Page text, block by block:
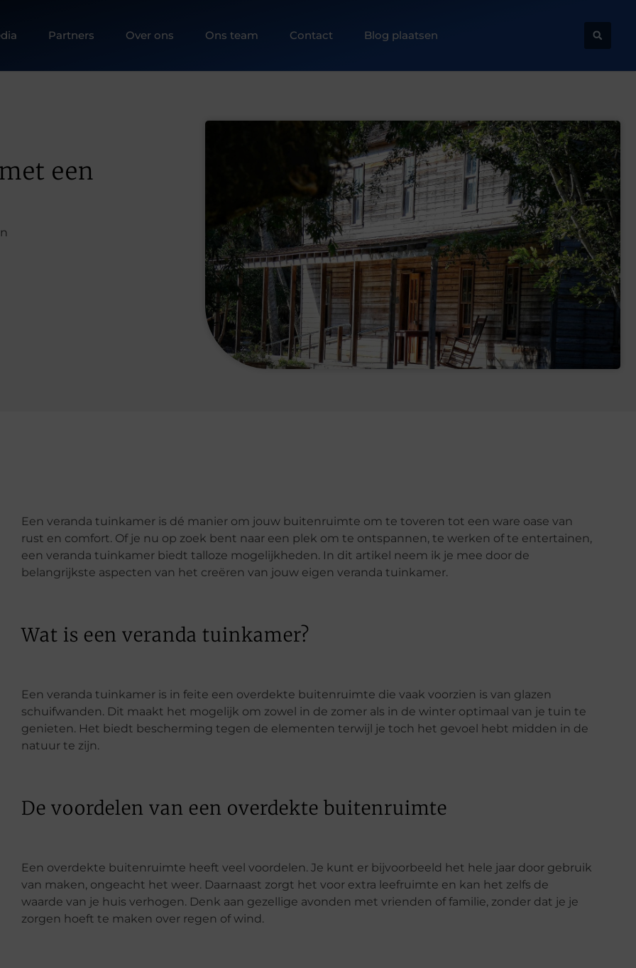
Partners Over ons Ons team Contact Blog plaatsen
een
Een veranda tuinkamer is dé manier om jouw buitenruimte om te toveren tot een ware oase van
rust en comfort. Of je nu op zoek bent naar een plek om te ontspannen, te werken of te entertainen,
een veranda tuinkamer biedt talloze mogelijkheden. In dit artikel neem ik je mee door de
belangrijkste aspecten van het creëren van jouw eigen veranda tuinkamer.
Wat is een veranda tuinkamer?
Een veranda tuinkamer is in feite een overdekte buitenruimte die vaak voorzien is van glazen
schuifwanden. Dit maakt het mogelijk om zowel in de zomer als in de winter optimaal van je tuin te
genieten. Het biedt bescherming tegen de elementen terwijl je toch het gevoel hebt midden in de
natuur te zijn.
De voordelen van een overdekte buitenruimte
Een overdekte buitenruimte heeft veel voordelen. Je kunt er bijvoorbeeld het hele jaar door gebruik
van maken, ongeacht het weer. Daarnaast zorgt het voor extra leefruimte en kan het zelfs de
waarde van je huis verhogen. Denk aan gezellige avonden met vrienden of familie, zonder dat je je
zorgen hoeft te maken over regen of wind.